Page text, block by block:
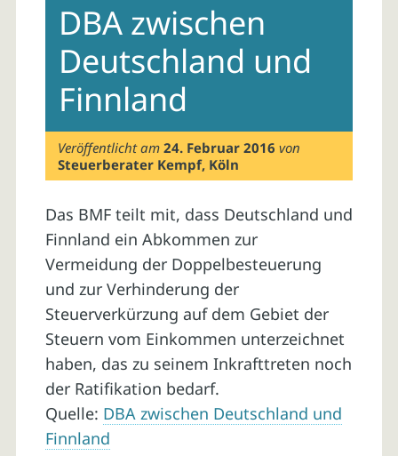
contentDBA zwischen
Deutschland und
Finnland
Veröffentlicht am24. Februar 2016 von
Steuerberater Kempf, Köln
Das BMF teilt mit, dass Deutschland und
Finnland ein Abkommen zur
Vermeidung der Doppelbesteuerung
und zur Verhinderung der
Steuerverkürzung auf dem Gebiet der
Steuern vom Einkommen unterzeichnet
haben, das zu seinem Inkrafttreten noch
der Ratifikation bedarf.
Quelle: DBA zwischen Deutschland und
Finnland